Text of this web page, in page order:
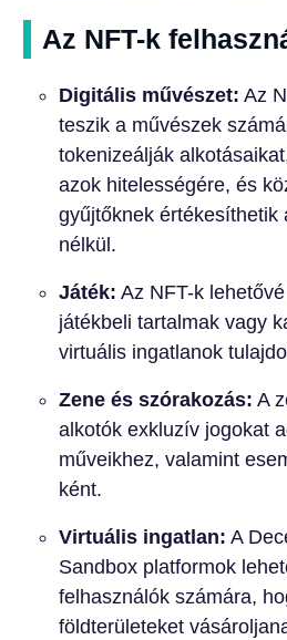
Az NFT-k
Digitális művészet: Az
teszik a művészek
tokenizeálják
azok hitelességére, és
gyűjtőknek értékesíthetik
nélkül.
Játék: Az NFT-k
játékbeli tartalmak vagy
virtuális ingatlanok
Zene és szórakozás: A
alkotók exkluzív jogokat
műveikhez, valamint
ként.
Virtuális ingatlan: A
Sandbox platformok
felhasználók számára,
földterületeket